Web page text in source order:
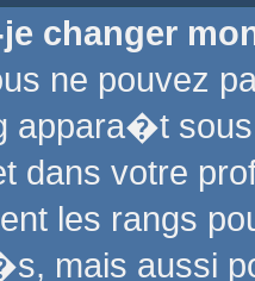
changer
ne pouvez
appara�t
dans votre
les rangs
mais aussi